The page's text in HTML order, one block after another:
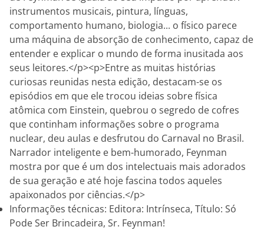
instrumentos musicais, pintura, línguas,
comportamento humano, biologia... o físico parece
uma máquina de absorção de conhecimento, capaz de
entender e explicar o mundo de forma inusitada aos
seus leitores.</p><p>Entre as muitas histórias
curiosas reunidas nesta edição, destacam-se os
episódios em que ele trocou ideias sobre física
atômica com Einstein, quebrou o segredo de cofres
que continham informações sobre o programa
nuclear, deu aulas e desfrutou do Carnaval no Brasil.
Narrador inteligente e bem-humorado, Feynman
mostra por que é um dos intelectuais mais adorados
de sua geração e até hoje fascina todos aqueles
apaixonados por ciências.</p>
Informações técnicas: Editora: Intrínseca, Título: Só
Pode Ser Brincadeira, Sr. Feynman!